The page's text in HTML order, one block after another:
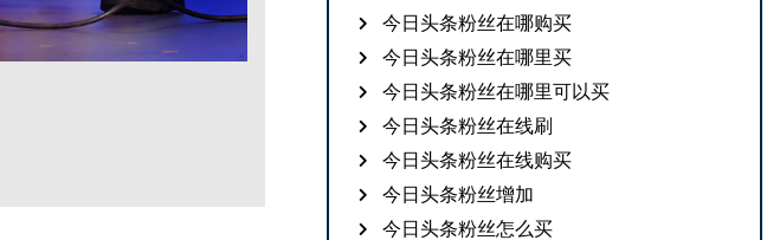
今日头条粉丝在哪购买
今日头条粉丝在哪里买
今日头条粉丝在哪里可以买
今日头条粉丝在线刷
今日头条粉丝在线购买
今日头条粉丝增加
今日头条粉丝怎么买